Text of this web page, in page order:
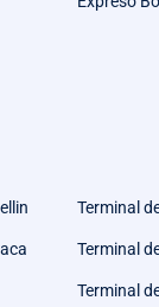
Terminal
Terminal
Terminal